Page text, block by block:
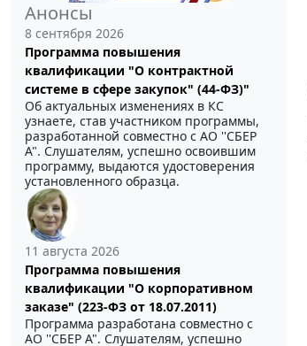
Анонсы
8 сентября 2026
Программа повышения
квалификации "О контрактной
системе в сфере закупок" (44-ФЗ)"
Об актуальных изменениях в КС
узнаете, став участником программы,
разработанной совместно с АО ''СБЕР
А". Слушателям, успешно освоившим
программу, выдаются удостоверения
установленного образца.
11 августа 2026
Программа повышения
квалификации "О корпоративном
заказе" (223-ФЗ от 18.07.2011)
Программа разработана совместно с
АО ''СБЕР А". Слушателям, успешно